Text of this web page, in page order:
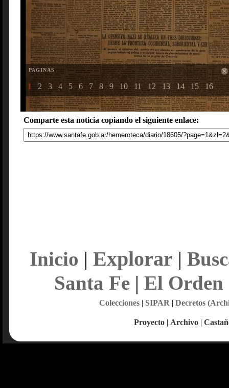
PAGINAS
1 2 3 4 5 6 7 8 9 10 11 12 13 14 15 16
Comparte esta noticia copiando el siguiente enlace:
Inicio | Explorar |
Santa Fe| El Orden
Colecciones| SIPAR | Decretos
Proyecto | Archivo |